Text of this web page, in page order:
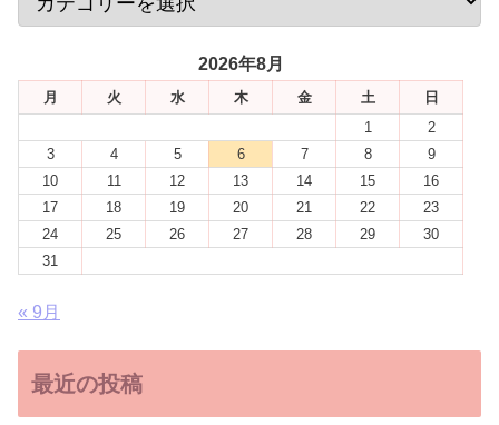
2026年8月
月 火 水 木 金 土
日
1
2
3
4 5 6 7 8
9
10
11 12 13 14 15
16
17
18 19 20 21 22
23
24
25 26 27 28 29
30
31
« 9月
最近の投稿